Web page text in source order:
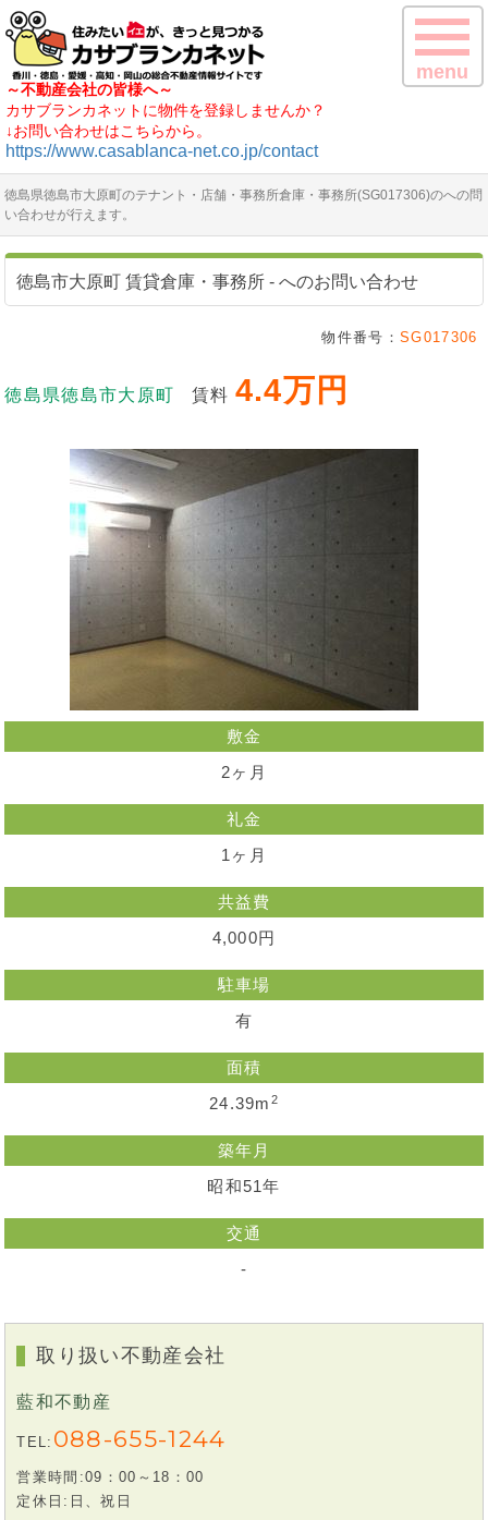
～不動産会社の皆様へ～
カサブランカネットに物件を登録しませんか？
↓お問い合わせはこちらから。
https://www.casablanca-net.co.jp/contact
menu
徳島県徳島市大原町のテナント・店舗・事務所倉庫・事務所(SG017306)のへの問
い合わせが行えます。
徳島市大原町 賃貸倉庫・事務所 - へのお問い合わせ
物件番号： SG017306
徳島県徳島市大原町 賃料 4.4万円
敷金
2ヶ月
礼金
1ヶ月
共益費
4,000円
駐車場
有
面積
24.39m 2
築年月
昭和51年
交通
-
取り扱い不動産会社
藍和不動産
TEL: 088-655-1244
営業時間:09：00～18：00
定休日:日、祝日